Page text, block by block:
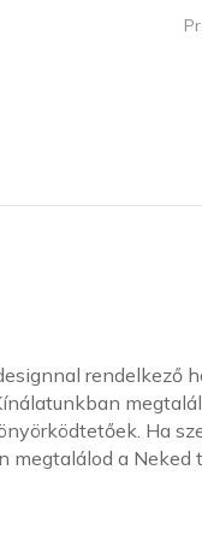
rendelkező
Ha
megtalálod a Neked